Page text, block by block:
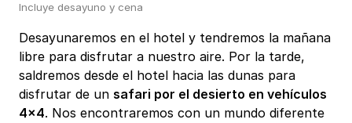
Incluye desayuno y cena
Desayunaremos en el hotel y tendremos la mañana
libre para disfrutar a nuestro aire. Por la tarde,
saldremos desde el hotel hacia las dunas para
disfrutar de un safari por el desierto en vehículos
4x4. Nos encontraremos con un mundo diferente